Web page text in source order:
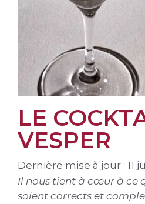
LE
VESPER
Dernière mise à jour : 11
Il nous tient à cœur à ce
soient corrects et